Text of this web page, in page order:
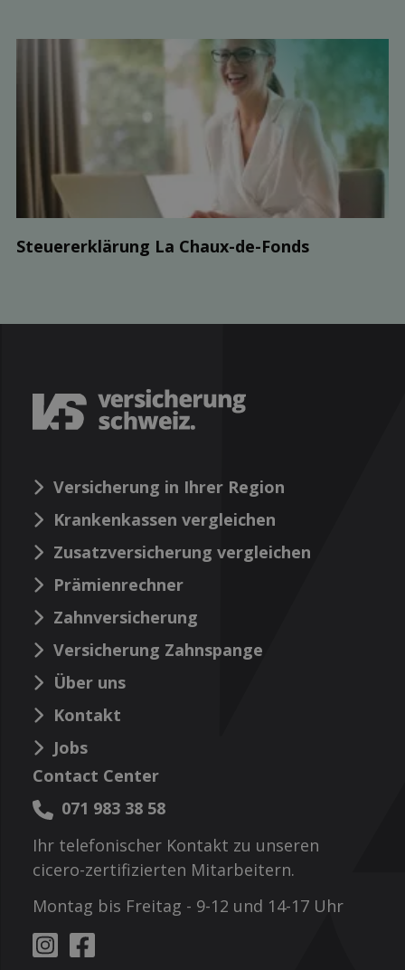
Steuer­erklärung La Chaux-de-Fonds
Versicherung in Ihrer Region
Krankenkassen vergleichen
Zusatzversicherung vergleichen
Prämienrechner
Zahnversicherung
Versicherung Zahnspange
Über uns
Kontakt
Jobs
Contact Center
071 983 38 58
Ihr telefonischer Kontakt zu unseren
cicero-zertifizierten Mitarbeitern.
Montag bis Freitag - 9-12 und 14-17 Uhr